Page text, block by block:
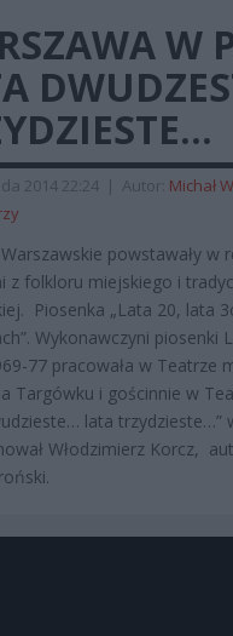
W
2014 22:24 | Autor: Michał
powstawały w
z folkloru miejskiego i
Piosenka „Lata 20, lata
Wykonawczyni piosenki
77 pracowała w Teatrze
Targówku i gościnnie w
lata trzydzieste…”
Włodzimierz Korcz,